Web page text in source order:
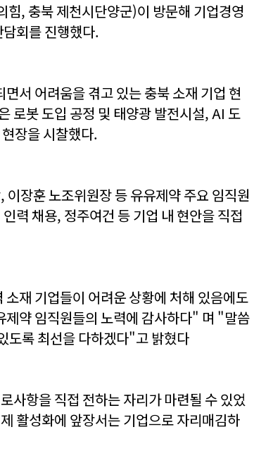
, 충북 제천시단양군)이 방문해 기업경영
회를 진행했다.
서 어려움을 겪고 있는 충북 소재 기업 현
로봇 도입 공정 및 태양광 발전시설, AI 도
장을 시찰했다.
장훈 노조위원장 등 유유제약 주요 임직원
력 채용, 정주여건 등 기업 내 현안을 직접
재 기업들이 어려운 상황에 처해 있음에도
약 임직원들의 노력에 감사하다" 며 "말씀
도록 최선을 다하겠다"고 밝혔다
사항을 직접 전하는 자리가 마련될 수 있었
활성화에 앞장서는 기업으로 자리매김하